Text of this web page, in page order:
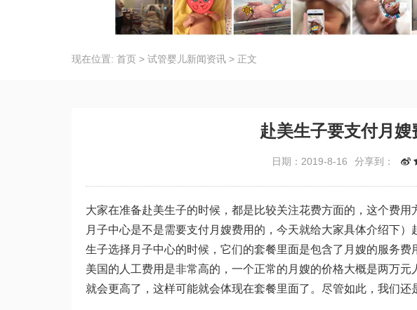
现在位置: 首页 > 试管婴儿新闻资讯 > 正文
赴美生子要支付月嫂
日期：2019-8-16 分享到：
大家在准备赴美生子的时候，都是比较关注花费方面的，这个费
月子中心是不是需要支付月嫂费用的，今天就给大家具体介绍下
生子选择月子中心的时候，它们的套餐里面是包含了月嫂的服务
美国的人工费用是非常高的，一个正常的月嫂的价格大概是两万
就会更高了，这样可能就会体现在套餐里面了。尽管如此，我们还